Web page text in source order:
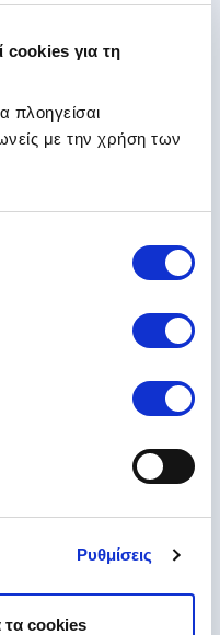
cookies για τη
πλοηγείσαι
με την χρήση των
Ρυθμίσεις
τα cookies
η